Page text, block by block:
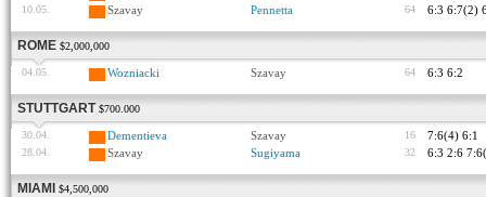
10.05. Szavay Pennetta 64 6:3 6:7(2)
ROME $2,000,000
04.05. Wozniacki Szavay 64 6:3 6:2
STUTTGART $700.000
30.04. Dementieva Szavay 16 7:6(4) 6:1
28.04. Szavay Sugiyama 32 6:3 2:6
MIAMI $4,500,000